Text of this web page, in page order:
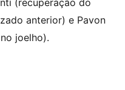
(recuperação do
anterior) e Pavon
joelho).